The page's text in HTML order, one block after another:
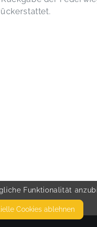
Funktionalität
Cookies ablehnen